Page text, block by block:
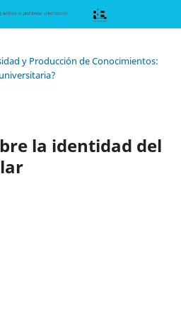
y Producción de Conocimientos:
la identidad del